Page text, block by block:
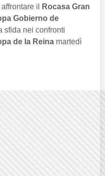
il
Rocasa Gran
Gobierno de
sfida nei confronti
de la Reina martedì